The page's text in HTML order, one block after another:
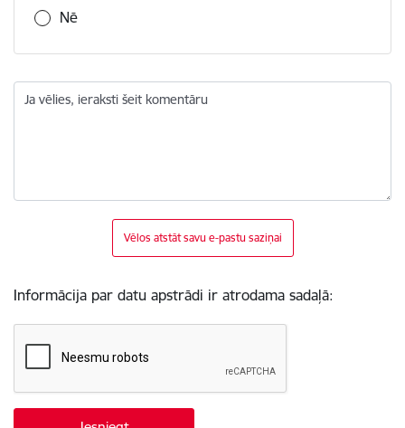
Nē
Ja vēlies, ieraksti šeit komentāru
Vēlos atstāt savu e-pastu saziņai
Informācija par datu apstrādi ir atrodama sadaļā: